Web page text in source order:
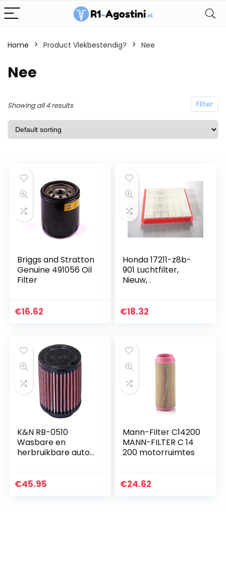
Home Product Vlekbestendig? Nee
Nee
Filter
Showing all 4 results
Briggs and Stratton
Genuine 491056 Oil
Filter
€16.62
Honda 17211-z8b-
901 Luchtfilter,
Nieuw, .
€18.32
K&N RB-0510
Wasbare en
herbruikbare auto-
rubberen filter
€45.95
Mann-Filter C14200
MANN-FILTER C 14
200 motorruimtes
€24.62